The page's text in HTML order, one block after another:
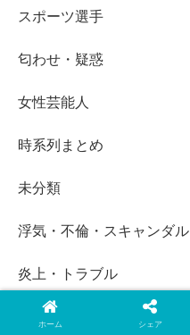
スポーツ選手
匂わせ・疑惑
女性芸能人
時系列まとめ
未分類
浮気・不倫・スキャンダル
炎上・トラブル
熱愛・結婚
ホーム シェア